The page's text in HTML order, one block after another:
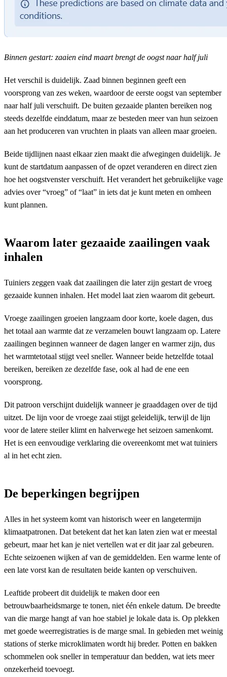
Binnen gestart: zaaien eind maart brengt de oogst naar half juli
Het verschil is duidelijk. Zaad binnen beginnen geeft een
voorsprong van zes weken, waardoor de eerste oogst van september
naar half juli verschuift. De buiten gezaaide planten bereiken nog
steeds dezelfde einddatum, maar ze besteden meer van hun seizoen
aan het produceren van vruchten in plaats van alleen maar groeien.
Beide tijdlijnen naast elkaar zien maakt die afwegingen duidelijk. Je
kunt de startdatum aanpassen of de opzet veranderen en direct zien
hoe het oogstvenster verschuift. Het verandert het gebruikelijke vage
advies over “vroeg” of “laat” in iets dat je kunt meten en omheen
kunt plannen.
Waarom later gezaaide zaailingen vaak
inhalen
Tuiniers zeggen vaak dat zaailingen die later zijn gestart de vroeg
gezaaide kunnen inhalen. Het model laat zien waarom dit gebeurt.
Vroege zaailingen groeien langzaam door korte, koele dagen, dus
het totaal aan warmte dat ze verzamelen bouwt langzaam op. Latere
zaailingen beginnen wanneer de dagen langer en warmer zijn, dus
het warmtetotaal stijgt veel sneller. Wanneer beide hetzelfde totaal
bereiken, bereiken ze dezelfde fase, ook al had de ene een
voorsprong.
Dit patroon verschijnt duidelijk wanneer je graaddagen over de tijd
uitzet. De lijn voor de vroege zaai stijgt geleidelijk, terwijl de lijn
voor de latere steiler klimt en halverwege het seizoen samenkomt.
Het is een eenvoudige verklaring die overeenkomt met wat tuiniers
al in het echt zien.
De beperkingen begrijpen
Alles in het systeem komt van historisch weer en langetermijn
klimaatpatronen. Dat betekent dat het kan laten zien wat er meestal
gebeurt, maar het kan je niet vertellen wat er dit jaar zal gebeuren.
Echte seizoenen wijken af van de gemiddelden. Een warme lente of
een late vorst kan de resultaten beide kanten op verschuiven.
Leaftide probeert dit duidelijk te maken door een
betrouwbaarheidsmarge te tonen, niet één enkele datum. De breedte
van die marge hangt af van hoe stabiel je lokale data is. Op plekken
met goede weerregistraties is de marge smal. In gebieden met weinig
stations of sterke microklimaten wordt hij breder. Potten en bakken
schommelen ook sneller in temperatuur dan bedden, wat iets meer
onzekerheid toevoegt.